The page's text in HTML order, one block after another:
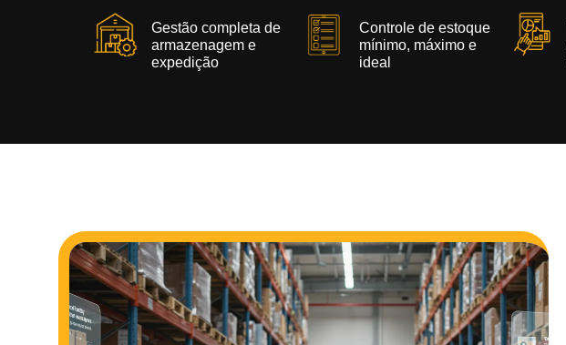
Gestão completa de
armazenagem e
expedição
Controle de estoque
mínimo, máximo e
ideal